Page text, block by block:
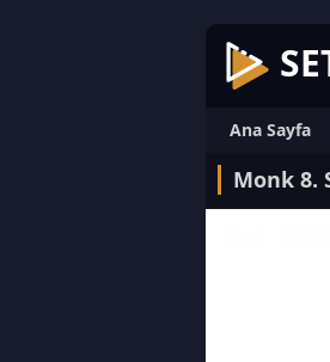
Ana Sayfa
Monk 8.